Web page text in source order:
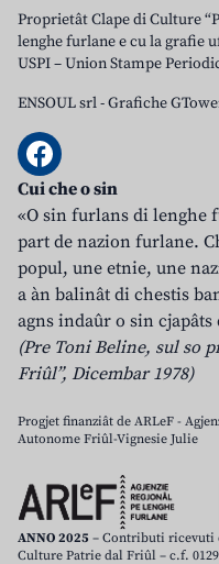
Proprietât Clape di Culture
lenghe furlane e cu la grafie
USPI – Union Stampe
ENSOUL srl-Grafiche
Cui che o sin
«O sin furlans di lenghe
part de nazion furlane.
popul, une etnie, une
a àn balinât di chestis
agns indaûr o sin
(Pre Toni Beline, sul so
Friûl”, Dicembar 1978)
Progjet finanziât de ARLeF -
Autonome Friûl-Vignesie Julie
ANNO 2025 – Contributi ricevuti
Culture Patrie dal Friûl – c.f.